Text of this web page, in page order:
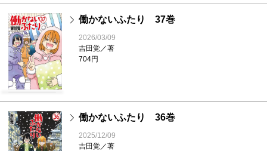
働かないふたり 37巻
2026/03/09
吉田覚／著
704円
働かないふたり 36巻
2025/12/09
吉田覚／著